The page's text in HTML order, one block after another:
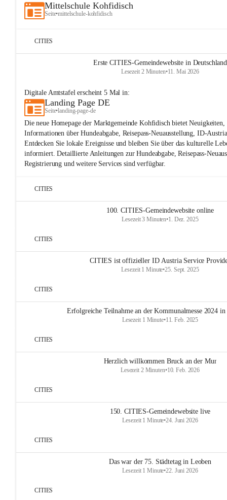
Mittelschule Kohfidisch
Seite•mittelschule-kohfidisch
CITIES
Erste CITIES-Gemeindewebsite in Deutschland
Lesezeit 2 Minuten•11. Mai 2026
Digitale Amtstafelerscheint 5Mal in:
Landing Page DE
Seite•landing-page-de
Die neue Homepage der Marktgemeinde Kohfidisch bietet Neuigkeiten,
Informationen über Hundeabgabe, Reisepass-Neuausstellung, ID-
Entdecken Sie lokale Ereignisse und bleiben Sie über das kulturelle
informiert. Detaillierte Anleitungen zur Hundeabgabe, Reisepass-
Registrierung und weitere Services sind verfügbar.
CITIES
100. CITIES-Gemeindewebsite online
Lesezeit 3 Minuten•1. Dez. 2025
CITIES
CITIES ist offizieller ID Austria Service
Lesezeit 1 Minute•25. Sept. 2025
CITIES
Erfolgreiche Teilnahme an der Kommunalmesse 2024
Lesezeit 1 Minute•11. Feb. 2025
CITIES
Herzlich willkommen Bruck an der Mur
Lesezeit 2 Minuten•10. Feb. 2026
CITIES
150. CITIES-Gemeindewebsite live
Lesezeit 1 Minute•24. Juni 2026
CITIES
Das war der 75. Städtetag in Leoben
Lesezeit 1 Minute•22. Juni 2026
CITIES